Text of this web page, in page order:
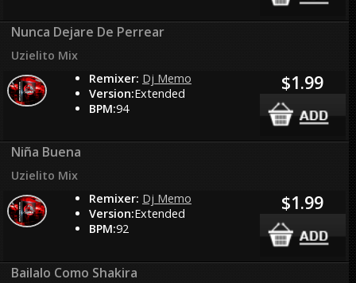
Nunca Dejare De Perrear
Uzielito Mix
Remixer: Dj Memo
Version:Extended
BPM:94
$1.99
Niña Buena
Uzielito Mix
Remixer: Dj Memo
Version:Extended
BPM:92
$1.99
Bailalo Como Shakira